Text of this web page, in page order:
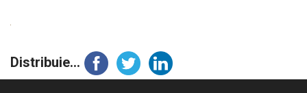
Distribuie...